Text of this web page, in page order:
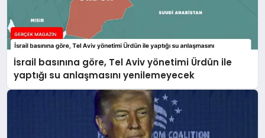
İsrail basınına göre, Tel Aviv yönetimi Ürdün ile
yaptığı su anlaşmasını yenilemeyecek